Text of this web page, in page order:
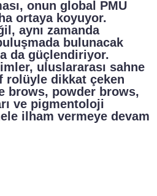
onun global PMU
ortaya koyuyor.
aynı zamanda
bulunacak
da güçlendiriyor.
uluslararası sahne
rolüyle dikkat çeken
brows, powder brows,
ve pigmentoloji
ilham vermeye devam